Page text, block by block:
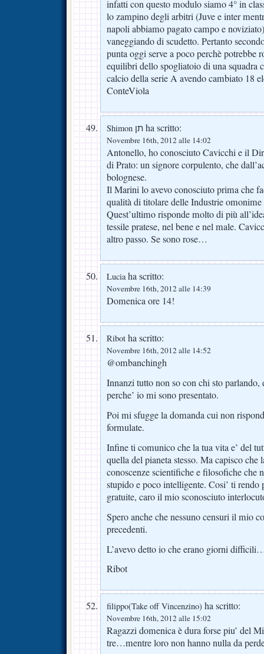
infatti con questo modulo siamo 4° in
lo zampino degli arbitri (Juve e inter
napoli abbiamo pagato campo e
vaneggiando di scudetto. Pertanto
punta oggi serve a poco perchè potrebbe
equilibri dello spogliatoio di una squadra
calcio della serie A avendo cambiato 18
ConteViola
Shimon תן ha scritto:
Novembre 16th, 2012 alle 14:02
Antonello, ho conosciuto Cavicchi e il
di Prato: un signore corpulento, che
bolognese.
Il Marini lo avevo conosciuto prima che
qualità di titolare delle Industrie
Quest’ultimo risponde molto di più
tessile pratese, nel bene e nel male.
altro passo. Se sono rose…
Luciaha scritto:
Novembre 16th, 2012 alle 14:39
Domenica ore 14!
Ribot ha scritto:
Novembre 16th, 2012 alle 14:52
@ombanchingh
Innanzi tutto non so con chi sto parlando,
perche’ io mi sono presentato.
Poi mi sfugge la domanda cui non
formulate.
Infine ti comunico che la tua vita e’ del
quella del pianeta stesso. Ma capisco che
conoscenze scientifiche e filosofiche che
stupido e poco intelligente. Cosi’ ti rendo
gratuite, caro il mio sconosciuto
Spero anche che nessuno censuri il mio
precedenti.
L’avevo detto io che erano giorni
Ribot
filippo(Take off Vincenzino) ha scritto:
Novembre 16th, 2012 alle 15:02
Ragazzi domenica è dura forse piu’ del
tre…mentre loro non hanno nulla da